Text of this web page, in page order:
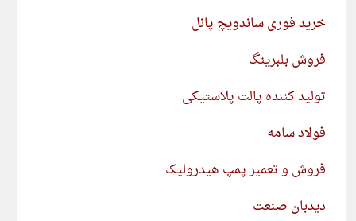
خرید فوری ساندویچ پانل
فروش بلبرینگ
تولید کننده پالت پلاستیکی
فولاد سامه
فروش و تعمیر پمپ هیدرولیک
دیدبان صنعت